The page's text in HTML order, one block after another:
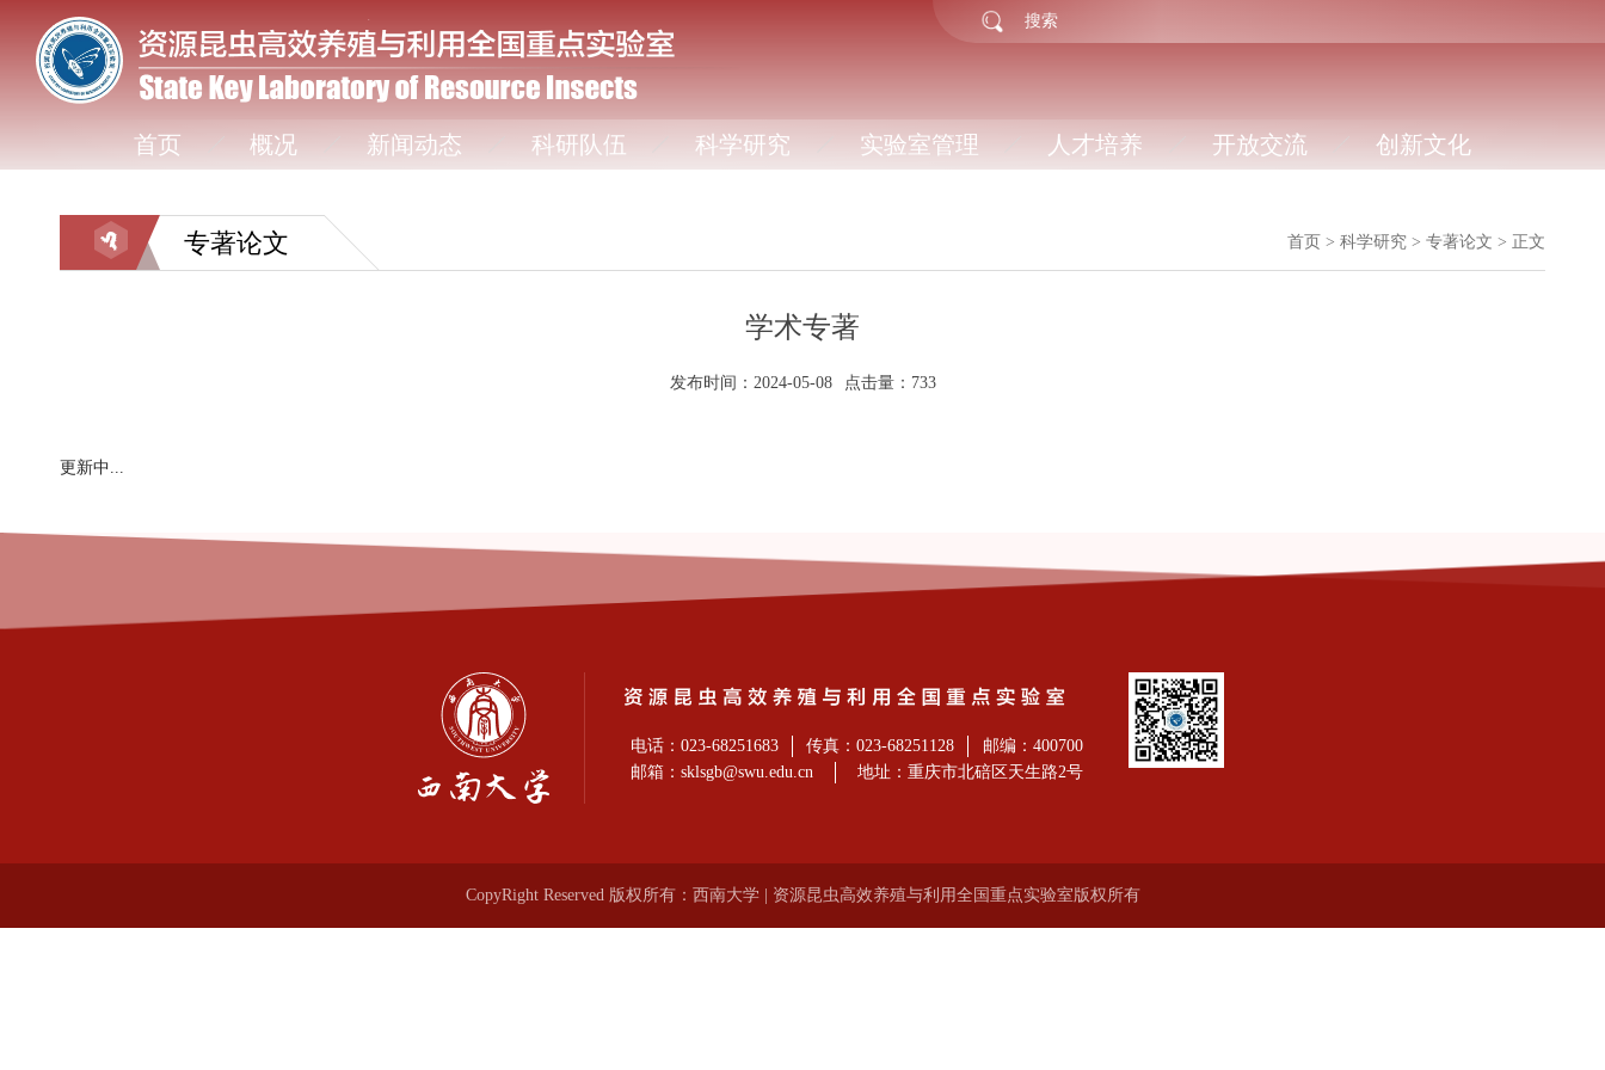
首页 概况 新闻动态 科研队伍 科学研究 实验室管理 人才培养 开放交流 创新文化
专著论文 首页 > 科学研究 > 专著论文 > 正文
学术专著
发布时间：2024-05-08 点击量： 733
更新中...
电话：023-68251683 传真：023-68251128
邮编：400700
邮箱：sklsgb@swu.edu.cn
地址：重庆市北碚区天生路2号
CopyRight Reserved 版权所有：西南大学 | 资源昆虫高效养殖与利用全国重点实验室版权所有